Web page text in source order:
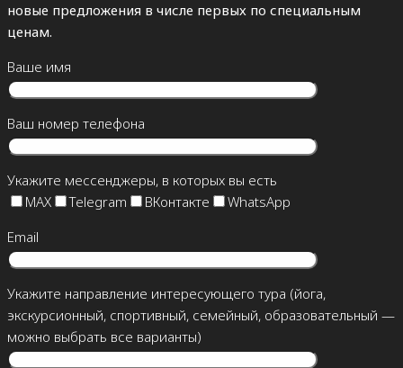
новые предложения в числе первых по специальным
ценам.
Ваше имя
Ваш номер телефона
Укажите мессенджеры, в которых вы есть
MAX
Telegram ВКонтакте
WhatsApp
Email
Укажите направление интересующего тура (йога,
экскурсионный, спортивный, семейный, образовательный —
можно выбрать все варианты)